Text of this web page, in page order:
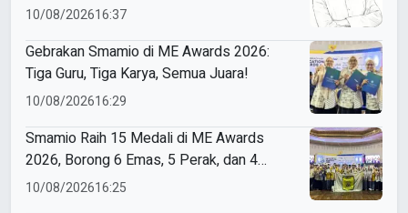
10/08/202616:37
Gebrakan Smamio di ME Awards 2026:
Tiga Guru, Tiga Karya, Semua Juara!
10/08/202616:29
Smamio Raih 15 Medali di ME Awards
2026, Borong 6 Emas, 5 Perak, dan 4
Perunggu
10/08/202616:25